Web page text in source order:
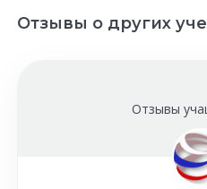
Отзывы о других
Отзывы